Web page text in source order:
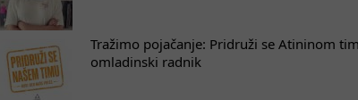
Tražimo pojačanje: Pridruži se Atininom
omladinski radnik